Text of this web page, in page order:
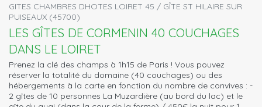
GITES CHAMBRES DHOTES LOIRET 45 / GÎTE ST HILAIRE SUR
PUISEAUX (45700)
LES GÎTES DE CORMENIN 40 COUCHAGES
DANS LE LOIRET
Prenez la clé des champs à 1h15 de Paris ! Vous pouvez
réserver la totalité du domaine (40 couchages) ou des
hébergements à la carte en fonction du nombre de convives : -
2 gîtes de 10 personnes La Muzardière (au bord du lac) et le